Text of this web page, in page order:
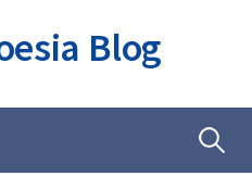
Blog
Ricerca